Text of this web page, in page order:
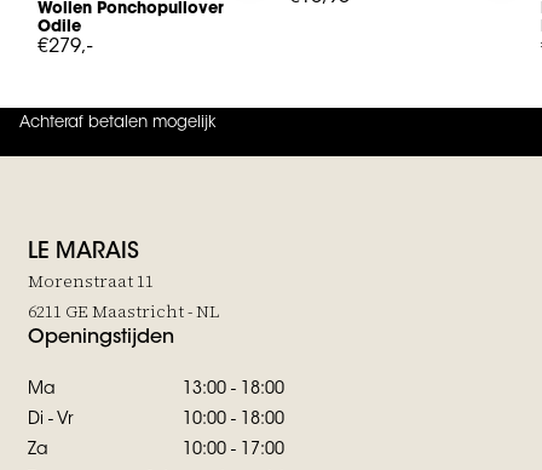
Wollen Ponchopullover
Odile
€279,-
Achteraf betalen mogelijk
4.9 uit 5 (737 reviews
LE MARAIS
Morenstraat 11
6211 GE Maastricht - NL
Openingstijden
Ma
13:00 - 18:00
Di - Vr
10:00 - 18:00
Za
10:00 - 17:00